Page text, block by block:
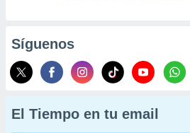
Síguenos
El Tiempo en tu email